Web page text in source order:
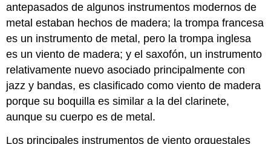
antepasados de algunos instrumentos modernos de
metal estaban hechos de madera; la trompa francesa
es un instrumento de metal, pero la trompa inglesa
es un viento de madera; y el saxofón, un instrumento
relativamente nuevo asociado principalmente con
jazz y bandas, es clasificado como viento de madera
porque su boquilla es similar a la del clarinete,
aunque su cuerpo es de metal.
Los principales instrumentos de viento orquestales